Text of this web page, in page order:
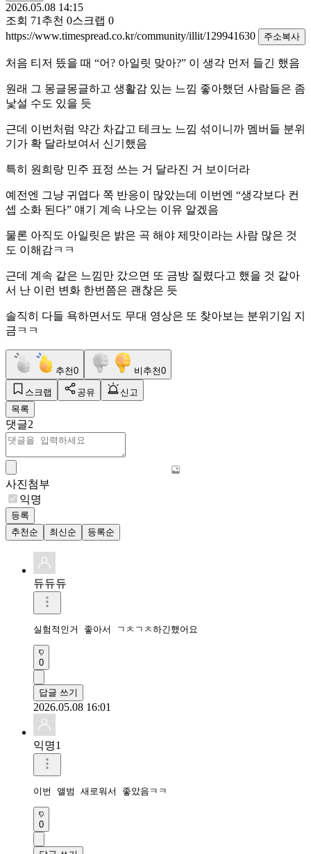
2026.05.08 14:15
조회 71 추천 0스크랩 0
https://www.timespread.co.kr/community/illit/129941630
주소복사
처음 티저 뜼을 때 “어? 아일릿 맞아?” 이 생각 먼저 들긴 했음
원래 그 몽글몽글하고 생활감 있는 느낌 좋아했던 사람들은 좀
낯설 수도 있을 듯
근데 이번처럼 약간 차갑고 테크노 느낌 섞이니까 멤버들 분위
기가 확 달라보여서 신기했음
특히 원희랑 민주 표정 쓰는 거 달라진 거 보이더라
예전엔 그냥 귀엽다 쪽 반응이 많았는데 이번엔 “생각보다 컨
셉 소화 된다” 얘기 계속 나오는 이유 알겠음
물론 아직도 아일릿은 밝은 곡 해야 제맛이라는 사람 많은 것
도 이해감ㅋㅋ
근데 계속 같은 느낌만 갔으면 또 금방 질렸다고 했을 것 같아
서 난 이런 변화 한번쯤은 괜찮은 듯
솔직히 다들 욕하면서도 무대 영상은 또 찾아보는 분위기임 지
금ㅋㅋ
추천0 비추천0
스크랩 공유
신고
목록
댓글2
사진첨부
익명
등록
추천순
최신순 등록순
듀듀듀
실험적인거 좋아서 ㄱㅊㄱㅊ하긴했어요
0
답글 쓰기
2026.05.08 16:01
익명1
이번 앨범 새로워서 좋았음ㅋㅋ
0